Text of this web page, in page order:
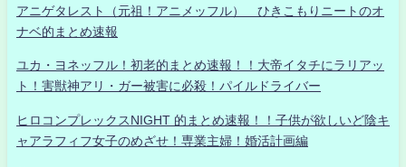
アニゲタレスト（元祖！アニメッフル） ひきこもりニートのオ
ナベ的まとめ速報
ユカ・ヨネッフル！初老的まとめ速報！！大帝イタチにラリアッ
ト！害獣神アリ・ガー被害に必殺！パイルドライバー
ヒロコンプレックスNIGHT 的まとめ速報！！子供が欲しいど陰キ
ャアラフィフ女子のめざせ！専業主婦！婚活計画編